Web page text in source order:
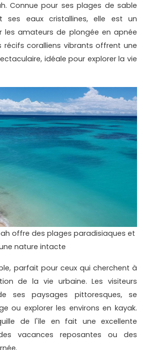
Connue pour ses plages de sable
ses eaux cristallines, elle est un
les amateurs de plongée en apnée
récifs coralliens vibrants offrent une
idéale pour explorer la vie
offre des plages paradisiaques et
nature intacte
parfait pour ceux qui cherchent à
de la vie urbaine. Les visiteurs
ses paysages pittoresques, se
ou explorer les environs en kayak.
de l'île en fait une excellente
vacances reposantes ou des